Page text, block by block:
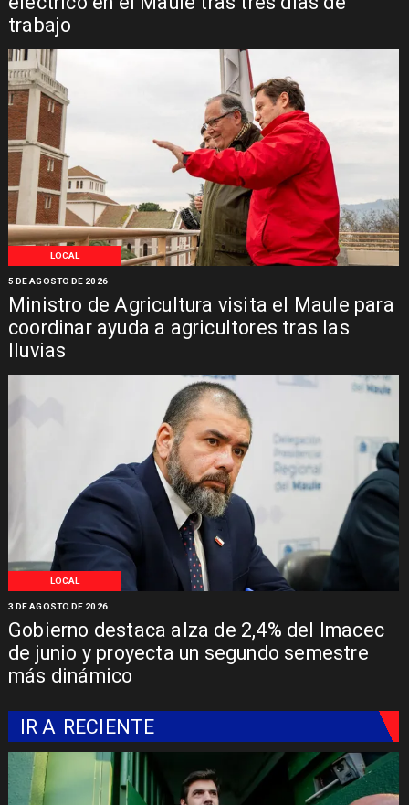
trabajo
LOCAL
Ministro de Agricultura visita el Maule para
coordinar ayuda a agricultores tras las
lluvias
5 DE AGOSTO DE 2026
LOCAL
Gobierno destaca alza de 2,4% del Imacec
de junio y proyecta un segundo semestre
más dinámico
3 DE AGOSTO DE 2026
IR A RECIENTE